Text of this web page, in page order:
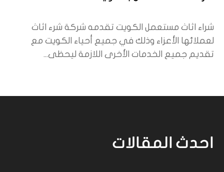
شراء اثاث مستعمل الكويت تقدمه شركة شرء اثاث
لعملائها الأعزاء وذلك في جميع أحياء الكويت مع
تقديم جميع الخدمات الأخرى اللازمة ليحظى...
احدث المقالات